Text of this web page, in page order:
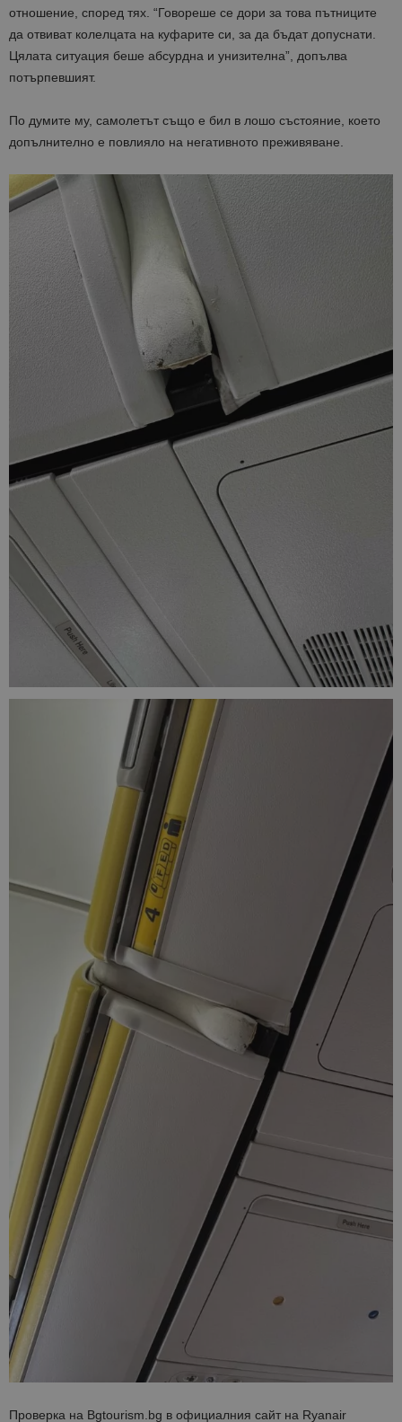
отношение, според тях. “Говореше се дори за това пътниците
да отвиват колелцата на куфарите си, за да бъдат допуснати.
Цялата ситуация беше абсурдна и унизителна”, допълва
потърпевшият.
По думите му, самолетът също е бил в лошо състояние, което
допълнително е повлияло на негативното преживяване.
Проверка на Bgtourism.bg в официалния сайт на Ryanair